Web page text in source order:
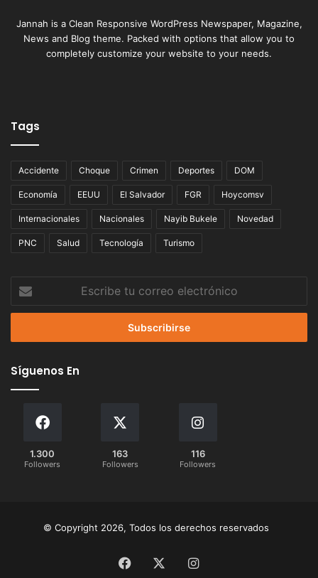
Jannah is a Clean Responsive WordPress Newspaper, Magazine,
News and Blog theme. Packed with options that allow you to
completely customize your website to your needs.
Tags
Accidente Choque Crimen Deportes DOM
Economía EEUU El Salvador FGR Hoycomsv
Internacionales Nacionales Nayib Bukele Novedad
PNC Salud Tecnología Turismo
tu
correo
Síguenos En
1.300
Followers
163
Followers
116
Followers
© Copyright 2026, Todos los derechos reservados
Facebook Instagram